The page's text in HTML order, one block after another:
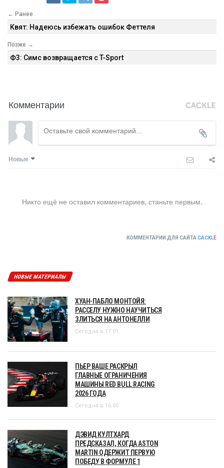
← Ранее
Квят: Надеюсь избежать ошибок Феттеля
Позже →
Ф3: Симс возвращается с T-Sport
Комментарии
Новые
Никто ещё не оставил комментариев, станьте первым.
КОММЕНТАРИИ ДЛЯ САЙТА CACKLE
НОВЫЕ МАТЕРИАЛЫ
ХУАН-ПАБЛО МОНТОЙЯ:
РАССЕЛУ НУЖНО НАУЧИТЬСЯ
ЗЛИТЬСЯ НА АНТОНЕЛЛИ
Сегодня в 17:01
ПЬЕР ВАШЕ РАСКРЫЛ
ГЛАВНЫЕ ОГРАНИЧЕНИЯ
МАШИНЫ RED BULL RACING
2026 ГОДА
Сегодня в 16:05
ДЭВИД КУЛТХАРД
ПРЕДСКАЗАЛ, КОГДА ASTON
MARTIN ОДЕРЖИТ ПЕРВУЮ
ПОБЕДУ В ФОРМУЛЕ 1